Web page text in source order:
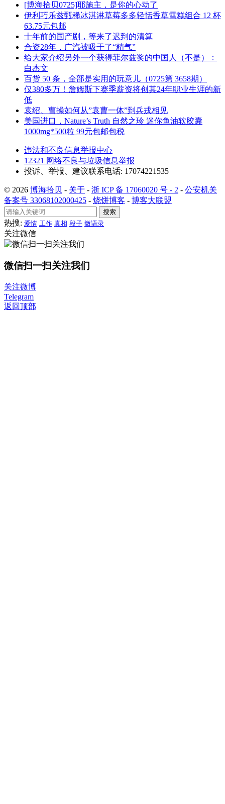
[博海拾贝0725]耶施主，是你的心动了
伊利巧乐兹甄稀冰淇淋草莓多多轻恬香草雪糕组合 12 杯
63.75元包邮
十年前的国产剧，等来了迟到的清算
合资28年，广汽被吸干了“精气”
给大家介绍另外一个获得菲尔兹奖的中国人（不是）：
白杰文
百货 50 条，全部是实用的玩意儿（0725第 3658期）
仅380多万！詹姆斯下赛季薪资将创其24年职业生涯的新
低
袁绍、曹操如何从”袁曹一体”到兵戎相见
美国进口，Nature’s Truth 自然之珍 迷你鱼油软胶囊
1000mg*500粒 99元包邮包税
违法和不良信息举报中心
12321 网络不良与垃圾信息举报
投诉、举报、建议联系电话: 17074221535
© 2026 博海拾贝 - 关于 - 浙 ICP 备 17060020 号 - 2 - 公安机关
备案号 33068102000425 - 烧饼博客 - 博客大联盟
搜索
热搜: 爱情 工作 真相 段子 微语录
关注微信
微信扫一扫关注我们
关注微博
Telegram
返回顶部